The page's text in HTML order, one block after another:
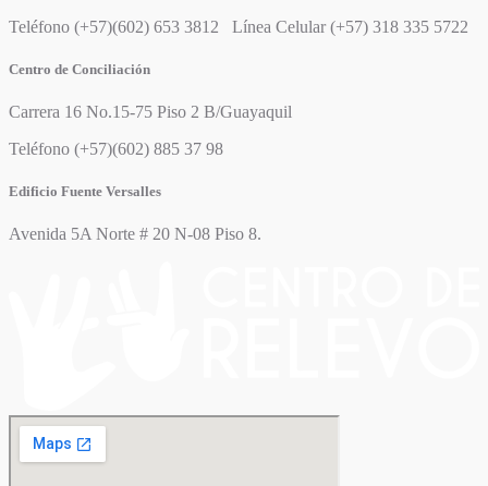
Teléfono (+57)(602) 653 3812 Línea Celular (+57) 318 335 5722
Centro de Conciliación
Carrera 16 No.15-75 Piso 2 B/Guayaquil
Teléfono (+57)(602) 885 37 98
Edificio Fuente Versalles
Avenida 5A Norte # 20 N-08 Piso 8.